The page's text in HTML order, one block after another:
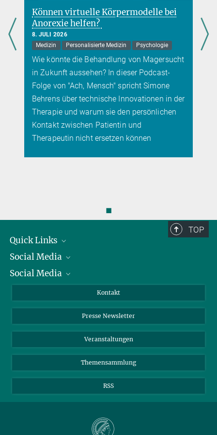
einer abgerundeten W-Form gefaltet werden sollte, um die Maske
an die Gesichtsform anzupassen.
Können virtuelle Körpermodelle bei
Anorexie helfen?
8. JULI 2026
Medizin
Personalisierte Medizin Psychologie
Wie könnte die Behandlung von Magersucht
in Zukunft aussehen? In dieser Podcast-
Folge von "Ach, Mensch" spricht Simone
Behrens über technische Innovationen in der
Therapie und warum sie den persönlichen
Kontakt zwischen Patientin und
Therapeutin nicht ersetzen können
◼
TOP
Quick Links
Präsident
Zahlen und Fakten
Meldestelle Fehlverhalten
Social Media
Bluesky
TikTok
Social Media
Instagram
YouTube
Kontakt
Presse Newsletter
Veranstaltungen
Themensammlung
RSS